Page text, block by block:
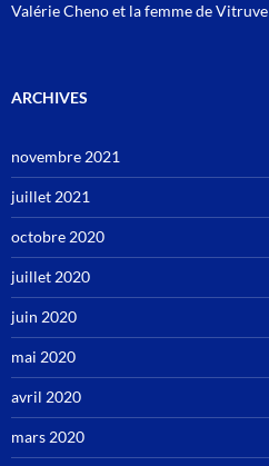
Valérie Cheno et la femme de Vitruve
ARCHIVES
novembre 2021
juillet 2021
octobre 2020
juillet 2020
juin 2020
mai 2020
avril 2020
mars 2020